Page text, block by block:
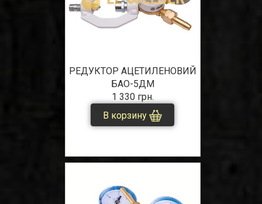
РЕДУКТОР АЦЕТИЛЕНОВИЙ
БАО-5ДМ
1 330 грн.
В корзину